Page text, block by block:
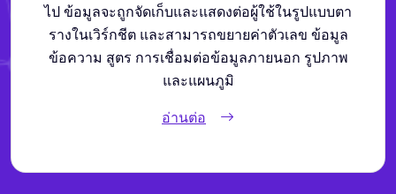
ไป ข้อมูลจะถูกจัดเก็บและแสดงต่อผู้ใช้ในรูปแบบตา
รางในเวิร์กชีต และสามารถขยายค่าตัวเลข ข้อมูล
ข้อความ สูตร การเชื่อมต่อข้อมูลภายนอก รูปภาพ
และแผนภูมิ
อ่านต่อ